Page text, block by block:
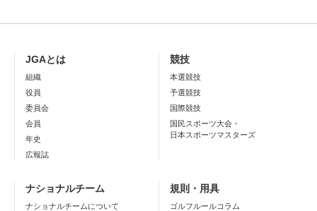
JGAとは
組織
役員
委員会
会員
年史
広報誌
競技
本選競技
予選競技
国際競技
国民スポーツ大会・
日本スポーツマスターズ
ナショナルチーム
ナショナルチームについて
規則・用具
ゴルフルールコラム